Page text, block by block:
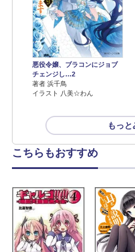
悪役令嬢、ブラコンにジョブ
チェンジし…2
著者 浜千鳥
イラスト 八美☆わん
もっと
こちらもおすすめ